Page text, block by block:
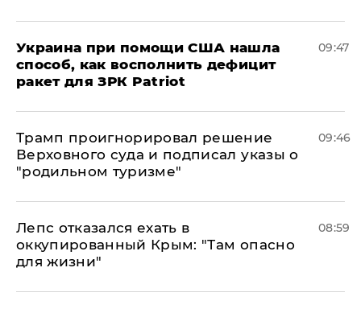
Украина при помощи США нашла
способ, как восполнить дефицит
ракет для ЗРК Patriot
09:47
Трамп проигнорировал решение
Верховного суда и подписал указы о
"родильном туризме"
09:46
Лепс отказался ехать в
оккупированный Крым: "Там опасно
для жизни"
08:59